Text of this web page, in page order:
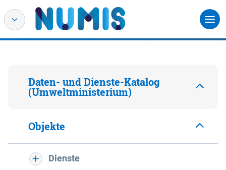
Daten- und Dienste-Katalog
(Umweltministerium)
Objekte
Dienste